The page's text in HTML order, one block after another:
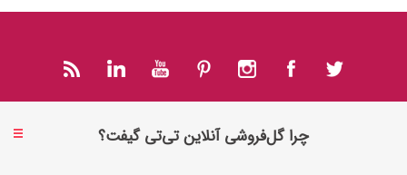
چرا گل‌فروشی آنلاین تی‌تی گیفت؟